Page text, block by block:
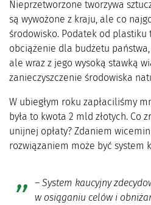
Nieprzetworzone tworzywa
są wywożone z kraju, ale co
środowisko. Podatek od plastiku
obciążenie dla budżetu
ale wraz z jego wysoką stawką
zanieczyszczenie środowiska
W ubiegłym roku zapłaciliśmy
była to kwota 2 mld złotych. Co
unijnej opłaty? Zdaniem
rozwiązaniem może być system
– System kaucyjny
w osiąganiu celów i